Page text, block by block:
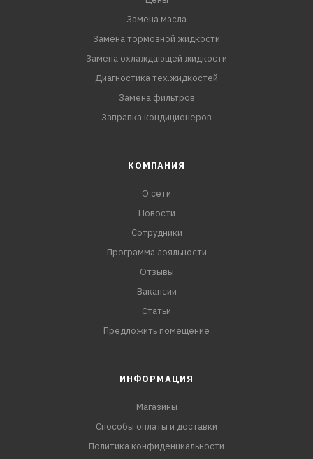
- Усиленная концентрация карбоновых кислот
позволяет достигать максимального уровня защиты от
всех типов коррозии, в том числе кавитационного
Замена масла
Замена тормозной жидкости
Замена охлаждающей жидкости
Диагностика тех.жидкостей
Замена фильтров
Заправка кондиционеров
КОМПАНИЯ
О сети
Новости
Сотрудники
Программа лояльности
Отзывы
Вакансии
Статьи
Предложить помещение
ИНФОРМАЦИЯ
Магазины
Способы оплаты и доставки
Политика конфиденциальности